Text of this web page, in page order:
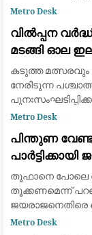
ഖനന സാമഗ്രികൾ
കിഴക
Metro Desk
വിൽപ്പന
മടങ്ങി ഓല
കടുത്ത മത്സരവും
നേരിടുന്ന
മുൻനിര
ഇതുവരെ കമ്പ
Metro Desk
പിന്തുണ
ജയരാജന്
തൂഫാനെ
തൂക്കണമെന്ന്
അര്‍ജുന്‍ ആയങ്കി.
Metro Desk